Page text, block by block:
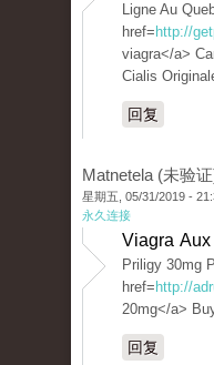
Ligne Au
href= http://
viagra</a>
Cialis
回复
Matnetela (未验
星期五, 05/31/2019 -
永久连接
Viagra
Priligy 30mg
href= http://
20mg</a>
回复